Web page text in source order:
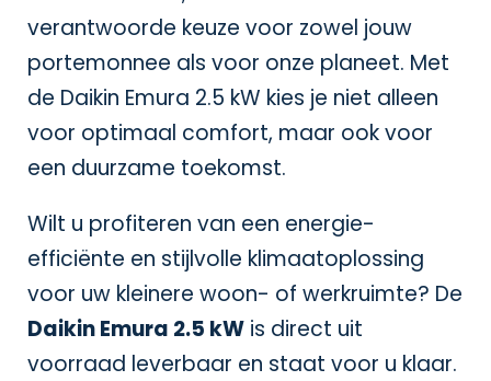
verantwoorde keuze voor zowel jouw
portemonnee als voor onze planeet. Met
de Daikin Emura 2.5 kW kies je niet alleen
voor optimaal comfort, maar ook voor
een duurzame toekomst.
Wilt u profiteren van een energie-
efficiënte en stijlvolle klimaatoplossing
voor uw kleinere woon- of werkruimte? De
Daikin Emura 2.5 kW is direct uit
voorraad leverbaar en staat voor u klaar.